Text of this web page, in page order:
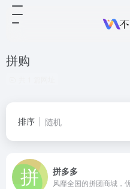
拼购
排序 随机
拼多多
风靡全国的拼团商城，